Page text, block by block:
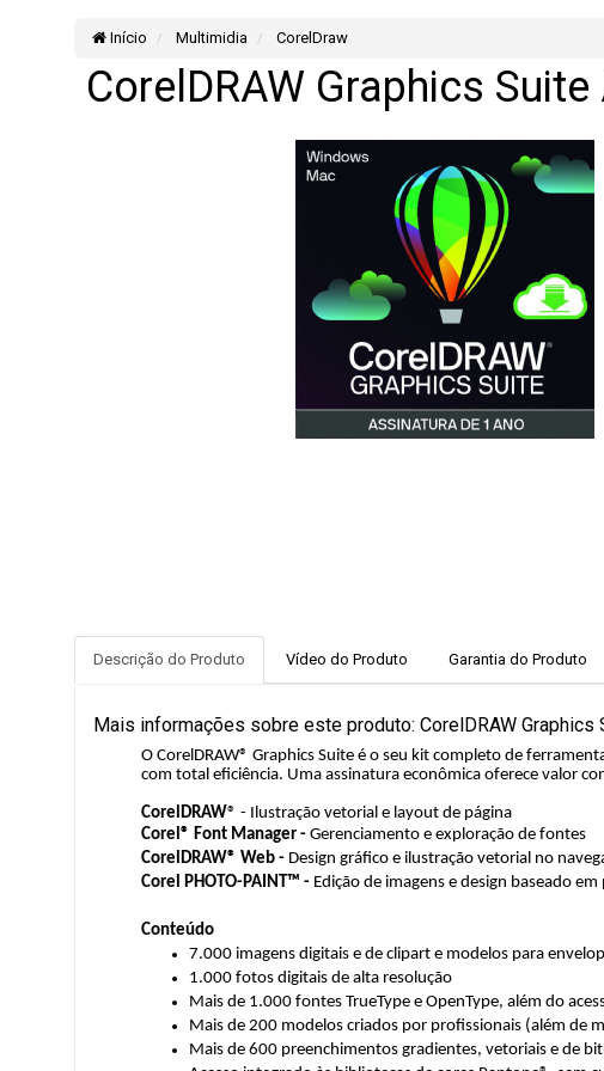
Início Multimidia CorelDraw
CorelDRAW Graphics
Descrição do Produto Vídeo do Produto Garantia do Produto
Mais informações sobre este produto: CorelDRAW Graphics
O CorelDRAW® Graphics Suite é o seu kit completo de
com total eficiência. Uma assinatura econômica oferece valor
CorelDRAW® - Ilustração vetorial e layout de página
Corel® Font Manager - Gerenciamento e exploração de fontes
CorelDRAW® Web - Design gráfico e ilustração vetorial no
Corel PHOTO-PAINT™ - Edição de imagens e design baseado em
Conteúdo
7.000 imagens digitais e de clipart e modelos para
1.000 fotos digitais de alta resolução
Mais de 1.000 fontes TrueType e OpenType, além do
Mais de 200 modelos criados por profissionais (além de
Mais de 600 preenchimentos gradientes, vetoriais e de